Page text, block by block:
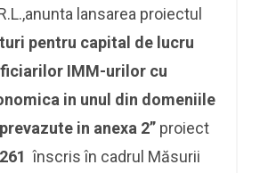
lansarea proiectul
pentru capital de lucru
IMM-urilor cu
in unul din domeniile
in anexa 2” proiect
înscris în cadrul Măsurii